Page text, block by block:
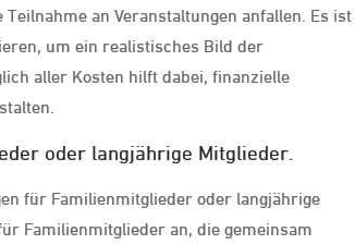
an Veranstaltungen anfallen. Es ist
um ein realistisches Bild der
aller Kosten hilft dabei, finanzielle
oder langjährige Mitglieder.
für Familienmitglieder oder langjährige
Familienmitglieder an, die gemeinsam